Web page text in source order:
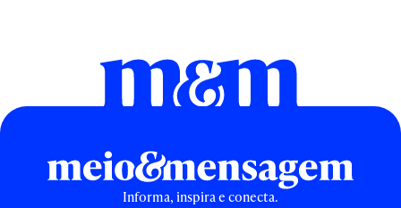
Informa, inspira e conecta.